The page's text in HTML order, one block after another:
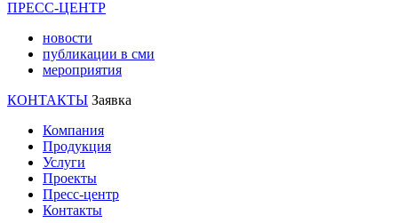
ПРЕСС-ЦЕНТР
новости
публикации в сми
мероприятия
КОНТАКТЫ Заявка
Компания
Продукция
Услуги
Проекты
Пресс-центр
Контакты